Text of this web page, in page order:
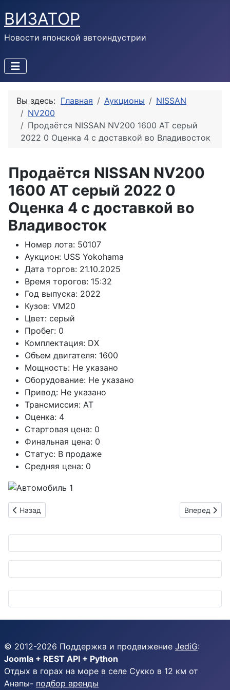
ВИЗАТОР
Новости японской автоиндустрии
Вы здесь: Главная Аукционы
NISSAN
NV200
Продаётся NISSAN NV200 1600 AT серый
2022 0 Оценка 4 с доставкой во Владивосток
Продаётся NISSAN NV200
1600 AT серый 2022 0
Оценка 4 с доставкой во
Владивосток
Номер лота: 50107
Аукцион: USS Yokohama
Дата торгов: 21.10.2025
Время торогов: 15:32
Год выпуска: 2022
Кузов: VM20
Цвет: серый
Пробег: 0
Комплектация: DX
Объем двигателя: 1600
Мощность: Не указано
Оборудование: Не указано
Привод: Не указано
Трансмиссия: AT
Оценка: 4
Стартовая цена: 0
Финальная цена: 0
Статус: В продаже
Средняя цена: 0
Предыдущий: Продаётся NISSAN NV200 1600 AT серый
Назад Следующий:
Вперед
© 2012-2026 Поддержка и продвижение JediG:
Joomla + REST API + Python
Отдых в горах на море в селе Сукко в 12 км от
Анапы- подбор аренды